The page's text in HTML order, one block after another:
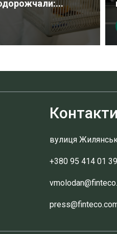
Контакти
вулиця
+380 95 414 01 39